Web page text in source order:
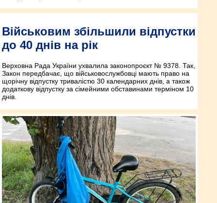
Військовим збільшили відпустки
до 40 днів на рік
Верховна Рада України ухвалила законопроєкт № 9378. Так,
Закон передбачає, що військовослужбовці мають право на
щорічну відпустку тривалістю 30 календарних днів, а також
додаткову відпустку за сімейними обставинами терміном 10
днів.